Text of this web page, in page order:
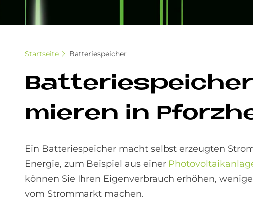
Startseite Batteriespeicher
mie­ren in
Ein Batteriespeicher macht selbst erzeugten
Energie, zum Beispiel aus einer
können Sie Ihren Eigenverbrauch erhöhen,
vom Strommarkt machen.